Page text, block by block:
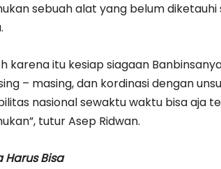
sebuah alat yang belum
karena itu kesiap siagaan
– masing, dan kordinasi dengan
nasional sewaktu waktu bisa aja
tutur Asep Ridwan.
Harus Bisa